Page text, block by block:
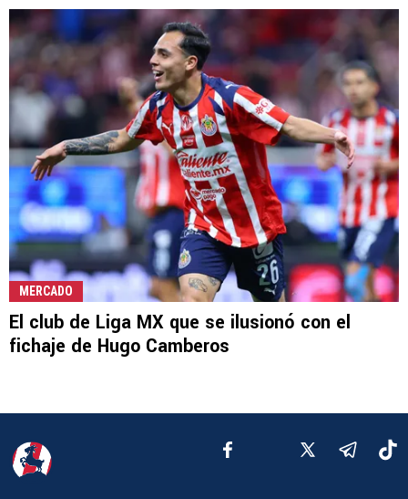
MERCADO
El club de Liga MX que se ilusionó con el
fichaje de Hugo Camberos